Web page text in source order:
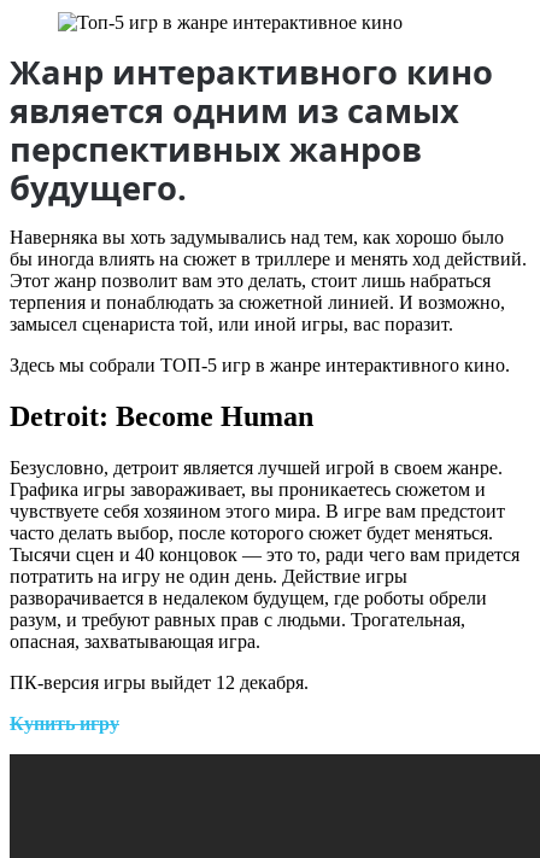
Жанр интерактивного кино
является одним из самых
перспективных жанров
будущего.
Наверняка вы хоть задумывались над тем, как хорошо было
бы иногда влиять на сюжет в триллере и менять ход действий.
Этот жанр позволит вам это делать, стоит лишь набраться
терпения и понаблюдать за сюжетной линией. И возможно,
замысел сценариста той, или иной игры, вас поразит.
Здесь мы собрали ТОП-5 игр в жанре интерактивного кино.
Detroit: Become Human
Безусловно, детроит является лучшей игрой в своем жанре.
Графика игры завораживает, вы проникаетесь сюжетом и
чувствуете себя хозяином этого мира. В игре вам предстоит
часто делать выбор, после которого сюжет будет меняться.
Тысячи сцен и 40 концовок — это то, ради чего вам придется
потратить на игру не один день. Действие игры
разворачивается в недалеком будущем, где роботы обрели
разум, и требуют равных прав с людьми. Трогательная,
опасная, захватывающая игра.
ПК-версия игры выйдет 12 декабря.
Купить игру